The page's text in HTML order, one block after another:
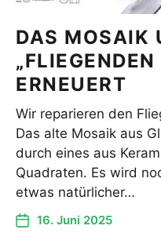
DAS MOSAIK
ERNEUERT
Wir reparieren den
Das alte Mosaik aus
durch eines aus
Quadraten. Es wird
etwas natürlicher…
16. Juni 2025